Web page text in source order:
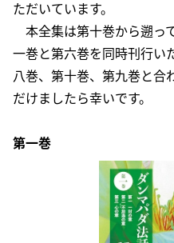
ただいています。
本全集は第十巻から遡っ
一巻と第六巻を同時刊行い
八巻、第十巻、第九巻と合
だけましたら幸いです。
第一巻